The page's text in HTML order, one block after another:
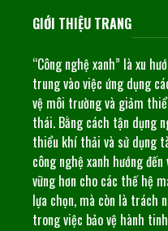
GIỚI THIỆU TRANG
“Công nghệ xanh” là xu
trung vào việc ứng dụng
vệ môi trường và giảm
thái. Bằng cách tận dụng
thiểu khí thải và sử dụng
công nghệ xanh hướng
vững hơn cho các thế hệ
lựa chọn, mà còn là trách
trong việc bảo vệ hành